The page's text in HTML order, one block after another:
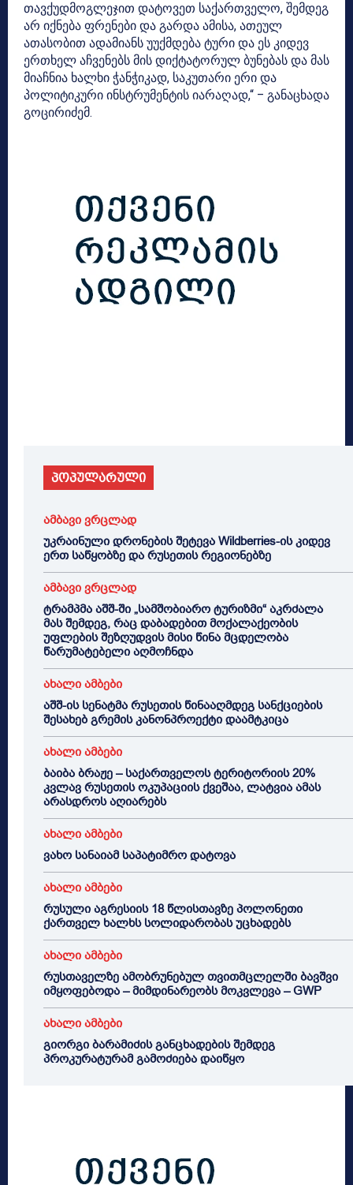
თავქუდმოგლეჯით დატოვეთ საქართველო, შემდეგ
არ იქნება ფრენები და გარდა ამისა, ათეულ
ათასობით ადამიანს უუქმდება ტური და ეს კიდევ
ერთხელ აჩვენებს მის დიქტატორულ ბუნებას და მას
მიაჩნია ხალხი ჭანჭიკად, საკუთარი ერი და
პოლიტიკური ინსტრუმენტის იარაღად,“ – განაცხადა
გოცირიძემ.
პოპულარული
ამბავი ვრცლად
უკრაინული დრონების შეტევა Wildberries-ის კიდევ
ერთ საწყობზე და რუსეთის რეგიონებზე
ამბავი ვრცლად
ტრამპმა აშშ-ში „სამშობიარო ტურიზმი“ აკრძალა
მას შემდეგ, რაც დაბადებით მოქალაქეობის
უფლების შეზღუდვის მისი წინა მცდელობა
წარუმატებელი აღმოჩნდა
ახალი ამბები
აშშ-ის სენატმა რუსეთის წინააღმდეგ სანქციების
შესახებ გრემის კანონპროექტი დაამტკიცა
ახალი ამბები
ბაიბა ბრაჟე – საქართველოს ტერიტორიის 20%
კვლავ რუსეთის ოკუპაციის ქვეშაა, ლატვია ამას
არასდროს აღიარებს
ახალი ამბები
ვახო სანაიამ საპატიმრო დატოვა
ახალი ამბები
რუსული აგრესიის 18 წლისთავზე პოლონეთი
ქართველ ხალხს სოლიდარობას უცხადებს
ახალი ამბები
რუსთაველზე ამობრუნებულ თვითმცლელში ბავშვი
იმყოფებოდა – მიმდინარეობს მოკვლევა – GWP
ახალი ამბები
გიორგი ბარამიძის განცხადების შემდეგ
პროკურატურამ გამოძიება დაიწყო